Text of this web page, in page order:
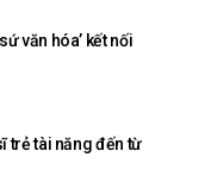
văn hóa’ kết nối
trẻ tài năng đến từ